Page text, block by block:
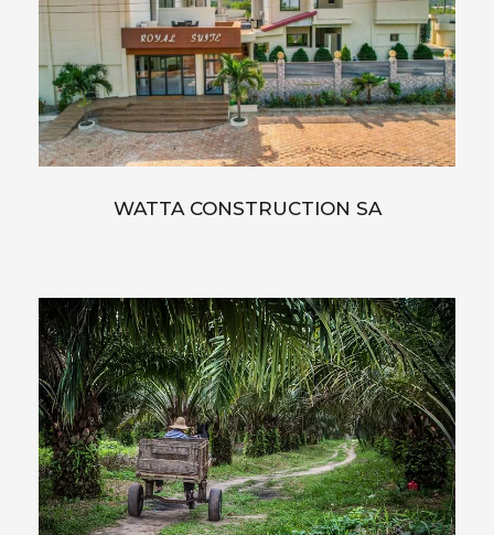
WATTA CONSTRUCTION SA